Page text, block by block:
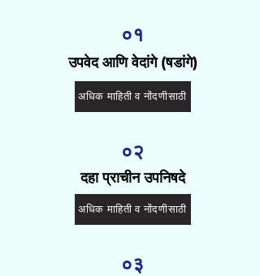
०१
उपवेद आणि वेदांगे (षडांगे)
अधिक माहिती व नोंदणीसाठी
०२
दहा प्राचीन उपनिषदे
अधिक माहिती व नोंदणीसाठी
०३